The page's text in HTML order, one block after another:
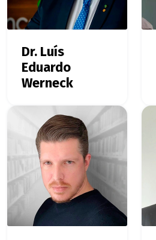
Dr. Luís
Eduardo
Werneck